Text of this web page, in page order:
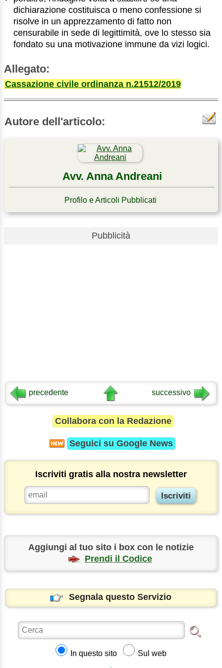
dichiarazione costituisca o meno confessione si
risolve in un apprezzamento di fatto non
censurabile in sede di legittimità, ove lo stesso sia
fondato su una motivazione immune da vizi logici.
Allegato:
Cassazione civile ordinanza n.21512/2019
Autore dell'articolo:
Avv. Anna Andreani
Profilo e Articoli Pubblicati
Pubblicità
precedente successivo
Collabora con la Redazione
Seguici su Google News
Iscriviti gratis alla nostra newsletter
Aggiungi al tuo sito i box con le notizie
Prendi il Codice
Segnala questo Servizio
In questo sito Sul web